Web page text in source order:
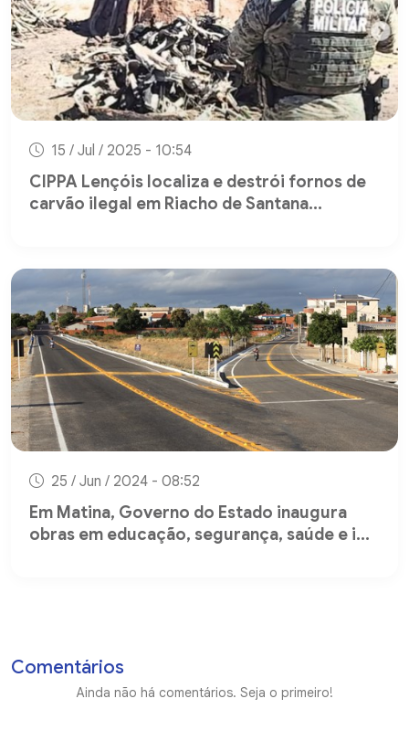
15 / Jul / 2025 - 10:54
CIPPA Lençóis localiza e destrói fornos de
carvão ilegal em Riacho de Santana...
25 / Jun / 2024 - 08:52
Em Matina, Governo do Estado inaugura
obras em educação, segurança, saúde e i...
Comentários
Ainda não há comentários. Seja o primeiro!